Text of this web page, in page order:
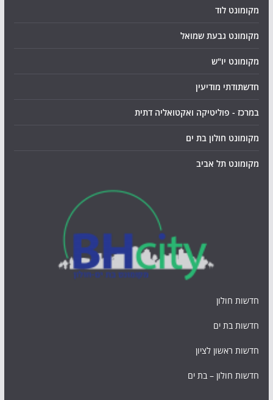
מקומונט לוד
מקומונט גבעת שמואל
מקומונט יו"ש
חדשתודתי מודיעין
במרכז - פוליטיקה ואקטואליה דתית
מקומונט חולון בת ים
מקומונט תל אביב
חדשות חולון
חדשות בת ים
חדשות ראשון לציון
חדשות חולון – בת ים